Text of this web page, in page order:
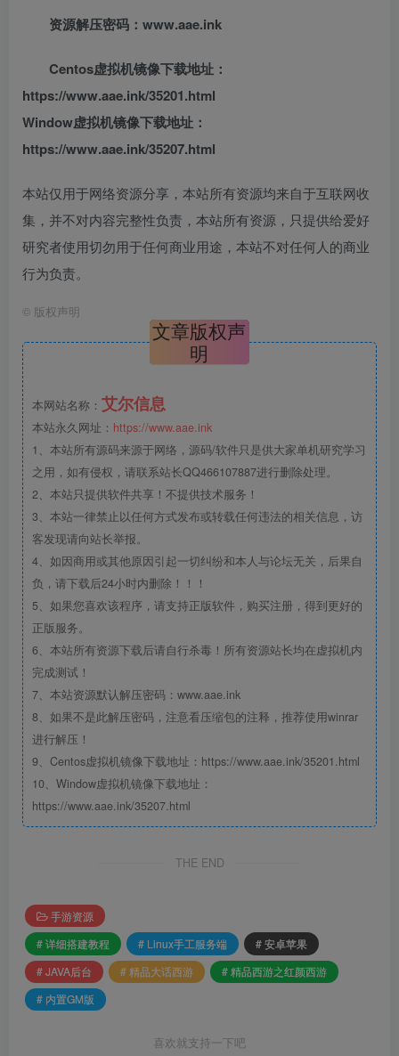
资源解压密码：www.aae.ink
Centos虚拟机镜像下载地址：
https://www.aae.ink/35201.html
Window虚拟机镜像下载地址：
https://www.aae.ink/35207.html
本站仅用于网络资源分享，本站所有资源均来自于互联网收
集，并不对内容完整性负责，本站所有资源，只提供给爱好
研究者使用切勿用于任何商业用途，本站不对任何人的商业
行为负责。
© 版权声明
文章版权声
明
本网站名称： 艾尔信息
本站永久网址： https://www.aae.ink
1、本站所有源码来源于网络，源码/软件只是供大家单机研究学习
之用，如有侵权，请联系站长QQ466107887进行删除处理。
2、本站只提供软件共享！不提供技术服务！
3、本站一律禁止以任何方式发布或转载任何违法的相关信息，访
客发现请向站长举报。
4、如因商用或其他原因引起一切纠纷和本人与论坛无关，后果自
负，请下载后24小时内删除！！！
5、如果您喜欢该程序，请支持正版软件，购买注册，得到更好的
正版服务。
6、本站所有资源下载后请自行杀毒！所有资源站长均在虚拟机内
完成测试！
7、本站资源默认解压密码：www.aae.ink
8、如果不是此解压密码，注意看压缩包的注释，推荐使用winrar
进行解压！
9、Centos虚拟机镜像下载地址：https://www.aae.ink/35201.html
10、Window虚拟机镜像下载地址：
https://www.aae.ink/35207.html
THE END
手游资源
# 详细搭建教程
# Linux手工服务端
# 安卓苹果
# JAVA后台
# 精品大话西游
# 精品西游之红颜西游
# 内置GM版
喜欢就支持一下吧